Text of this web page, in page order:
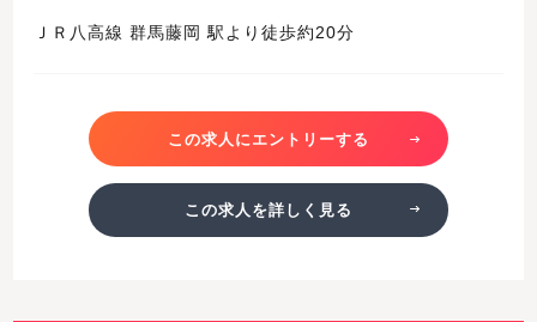
ＪＲ八高線 群馬藤岡 駅より徒歩約20分
この求人にエントリーする
この求人を詳しく見る